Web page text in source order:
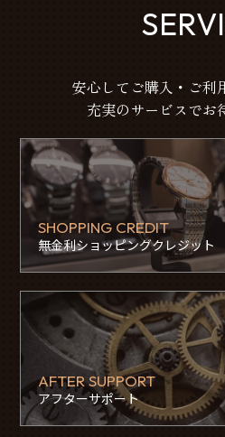
安心してご購入・ご利
充実のサービスでお
SHOPPING CREDIT
無金利ショッピングクレジット
AFTER SUPPORT
アフターサポート